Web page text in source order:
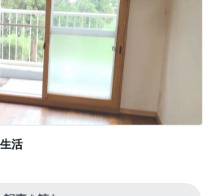
活